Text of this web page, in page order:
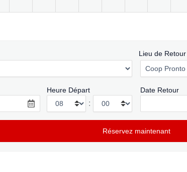
Lieu de Retour
Heure Départ
:
Date Retour